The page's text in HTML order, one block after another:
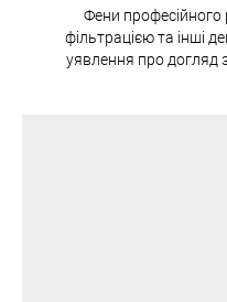
Фени професійного
фільтрацією та інші
уявлення про догляд